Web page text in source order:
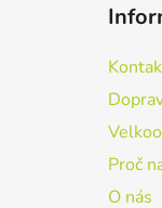
Proč
O nás